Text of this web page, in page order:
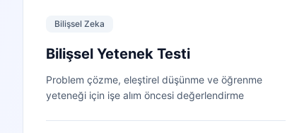
Bilişsel Zeka
Bilişsel Yetenek Testi
Problem çözme, eleştirel düşünme ve öğrenme
yeteneği için işe alım öncesi değerlendirme